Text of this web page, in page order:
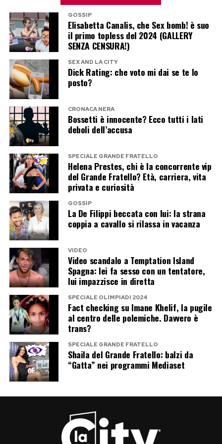
collega molto vicina al mondo musicale di Elodie
rende le sue parole ancora più destinate a
circolare.
Gaia Gozzi, tra musica e
dichiarazioni senza filtri
L’intervista doveva partire da
Gaia conferma ancora una volta di non essere
un’artista interessata soltanto a parlare di
musica.
Sessualità, libertà individuale e pregiudizi
entrano nel discorso con la stessa naturalezza
con cui entrano le canzoni. E quando le chiedono
di Elodie e Franceska, non prova neppure a
restare nel mezzo.
La risposta è chiarissima: l’amore non dovrebbe
essere il problema. Il problema, semmai, è tutto
il rumore che ancora riesce a scatenare.
Post Views: 211
GOSSIP
Elisabetta Canalis, che Sex bomb! è suo
il primo topless del 2024 (GALLERY
SENZA CENSURA!)
SEX AND LA CITY
Dick Rating: che voto mi dai se te lo
posto?
CRONACA NERA
Bossetti è innocente? Ecco tutti i lati
deboli dell’accusa
SPECIALE GRANDE FRATELLO
Helena Prestes, chi è la concorrente vip
del Grande Fratello? Età, carriera, vita
privata e curiosità
GOSSIP
La De Filippi beccata con lui: la strana
coppia a cavallo si rilassa in vacanza
VIDEO
Video scandalo a Temptation Island
Spagna: lei fa sesso con un tentatore,
lui impazzisce in diretta
SPECIALE OLIMPIADI 2024
Fact checking su Imane Khelif, la pugile
al centro delle polemiche. Davvero è
trans?
SPECIALE GRANDE FRATELLO
Shaila del Grande Fratello: balzi da
“Gatta” nei programmi Mediaset